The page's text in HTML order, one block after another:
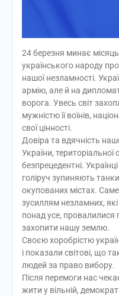
24 березня минає
українського народу
нашої незламності.
армію, але й на
ворога. Увесь світ
мужністю її воїнів,
свої цінності.
Довіра та вдячність
України,
безпрецедентні.
голіруч зупиняють
окупованих містах. Саме
зусиллям незламних,
понад усе, провалилися
захопити нашу землю.
Своєю хоробрістю
і показали світові, що
людей за право вибору.
Після перемоги нас
жити у вільній,